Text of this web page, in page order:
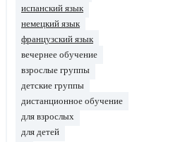
испанский язык
немецкий язык
французский язык
вечернее обучение
взрослые группы
детские группы
дистанционное обучение
для взрослых
для детей